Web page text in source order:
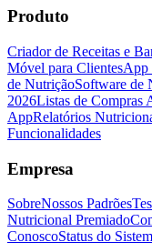
Produto
Criador de Receitas e
Móvel para ClientesApp
de NutriçãoSoftware de
2026Listas de Compras
AppRelatórios
Funcionalidades
Empresa
SobreNossos Padrões
Nutricional Premiado
ConoscoStatus do